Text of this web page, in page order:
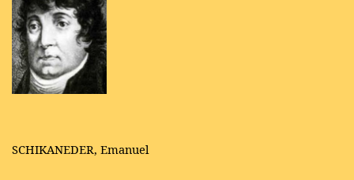
SCHIKANEDER, Emanuel